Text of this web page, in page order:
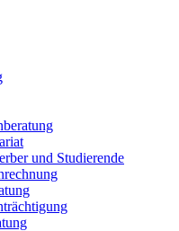
und Studierende